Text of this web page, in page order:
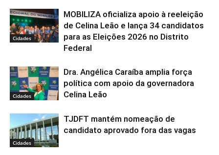
Cidades
MOBILIZA oficializa apoio à reeleição
de Celina Leão e lança 34 candidatos
para as Eleições 2026 no Distrito
Federal
Cidades
Dra. Angélica Caraíba amplia força
política com apoio da governadora
Celina Leão
Cidades
TJDFT mantém nomeação de
candidato aprovado fora das vagas